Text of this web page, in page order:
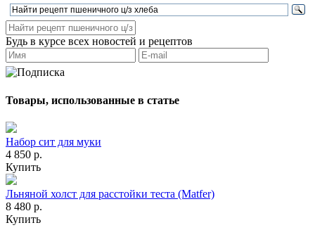
Будь в курсе всех новостей и рецептов
Товары, использованные в статье
Набор сит для муки
4 850 р.
Купить
Льняной холст для расстойки теста (Matfer)
8 480 р.
Купить